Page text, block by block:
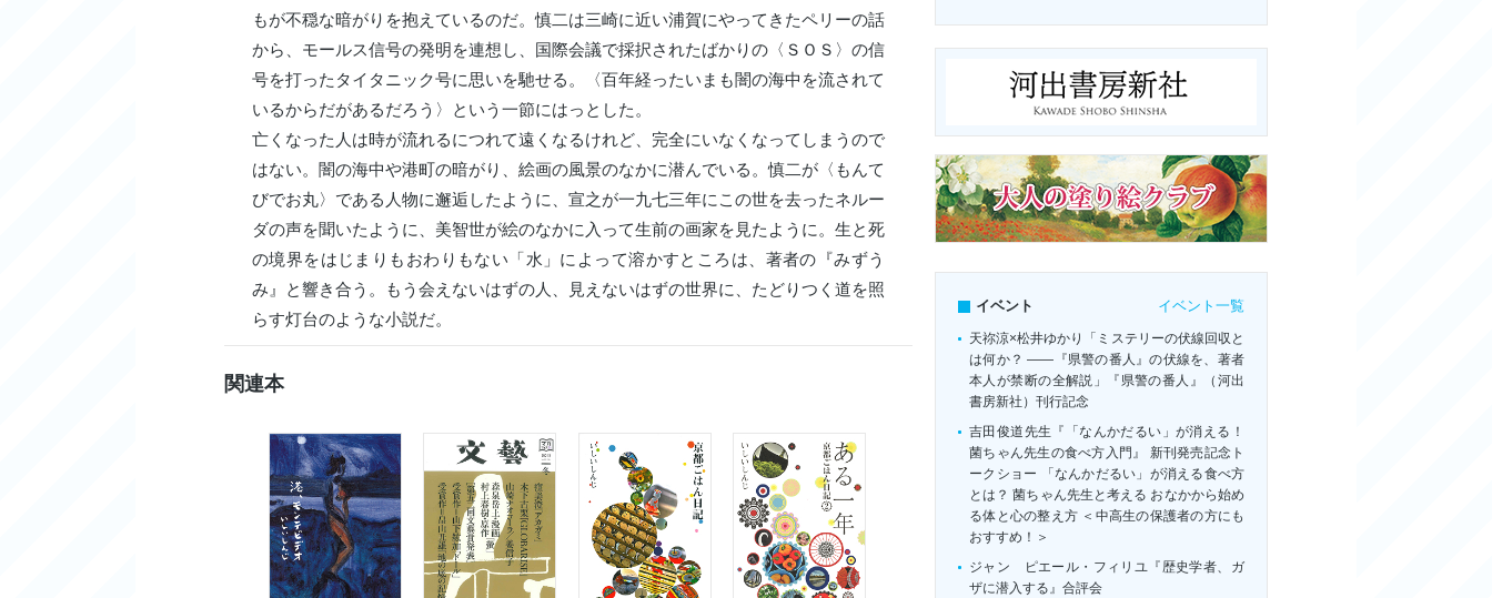
もが不穏な暗がりを抱えているのだ。慎二は三崎に近い浦賀にやってきたペリーの話
から、モールス信号の発明を連想し、国際会議で採択されたばかりの〈ＳＯＳ〉の信
号を打ったタイタニック号に思いを馳せる。〈百年経ったいまも闇の海中を流されて
いるからだがあるだろう〉という一節にはっとした。
亡くなった人は時が流れるにつれて遠くなるけれど、完全にいなくなってしまうので
はない。闇の海中や港町の暗がり、絵画の風景のなかに潜んでいる。慎二が〈もんて
びでお丸〉である人物に邂逅したように、宣之が一九七三年にこの世を去ったネルー
ダの声を聞いたように、美智世が絵のなかに入って生前の画家を見たように。生と死
の境界をはじまりもおわりもない「水」によって溶かすところは、著者の『みずう
み』と響き合う。もう会えないはずの人、見えないはずの世界に、たどりつく道を照
らす灯台のような小説だ。
関連本
イベント イベント一覧
天祢涼×松井ゆかり「ミステリーの伏線回収と
は何か？ ――『県警の番人』の伏線を、著者
本人が禁断の全解説」『県警の番人』（河出
書房新社）刊行記念
吉田俊道先生『「なんかだるい」が消える！
菌ちゃん先生の食べ方入門』 新刊発売記念ト
ークショー 「なんかだるい」が消える食べ方
とは？ 菌ちゃん先生と考える おなかから始め
る体と心の整え方 ＜中高生の保護者の方にも
おすすめ！＞
ジャン゠ピエール・フィリユ『歴史学者、ガ
ザに潜入する』合評会